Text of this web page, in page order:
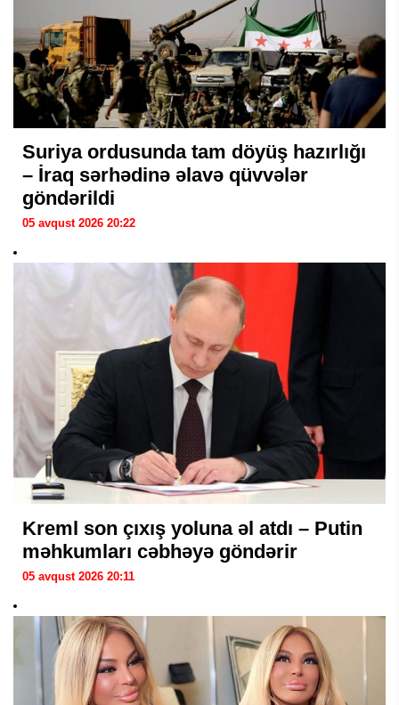
Suriya ordusunda tam döyüş hazırlığı
– İraq sərhədinə əlavə qüvvələr
göndərildi
05 avqust 2026 20:22
Kreml son çıxış yoluna əl atdı – Putin
məhkumları cəbhəyə göndərir
05 avqust 2026 20:11